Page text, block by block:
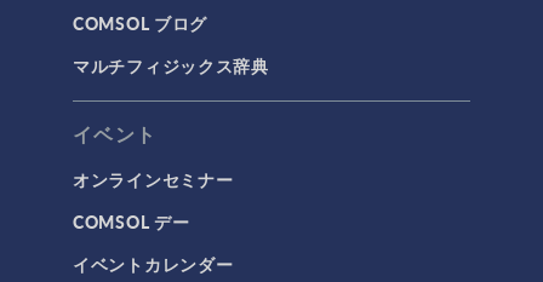
計算流体力学（CFD）
電磁気学
プラズマ物理
低周波電磁気学
光線光学
半導体デバイス
COMSOL ブログ
マルチフィジックス辞典
イベント
オンラインセミナー
COMSOL デー
イベントカレンダー